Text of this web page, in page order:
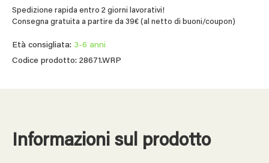
Spedizione rapida entro 2 giorni lavorativi!
Consegna gratuita a partire da 39€ (al netto di buoni/coupon)
Età consigliata: 3-6 anni
Codice prodotto: 28671.WRP
Informazioni sul prodotto